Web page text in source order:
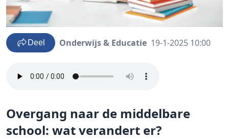
Deel Onderwijs & Educatie 19-1-2025 10:00
Overgang naar de middelbare
school: wat verandert er?